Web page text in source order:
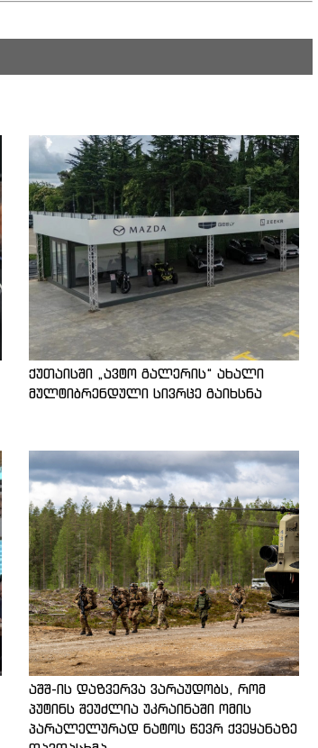
ქუთაისში „ავტო გალერის“ ახალი
მულტიბრენდული სივრცე გაიხსნა
აშშ-ის დაზვერვა ვარაუდობს, რომ
პუტინს შეუძლია უკრაინაში ომის
პარალელურად ნატოს წევრ ქვეყანაზე